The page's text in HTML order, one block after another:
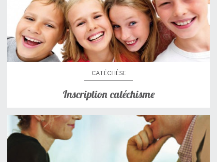
CATÉCHÈSE
Inscription catéchisme